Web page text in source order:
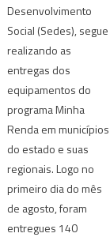
Desenvolvimento
Social (Sedes), segue
realizando as
entregas dos
equipamentos do
programa Minha
Renda em municípios
do estado e suas
regionais. Logo no
primeiro dia do mês
de agosto, foram
entregues 140